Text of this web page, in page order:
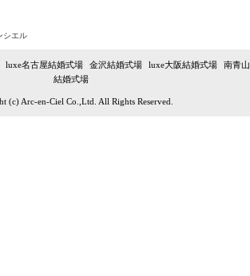
シエル
luxe名古屋結婚式場 金沢結婚式場| luxe大阪結婚式場| 南青山
結婚式場
(c) Arc-en-Ciel Co.,Ltd. All Rights Reserved.